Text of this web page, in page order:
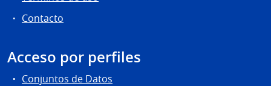
Contacto
Acceso por perfiles
Conjuntos de Datos